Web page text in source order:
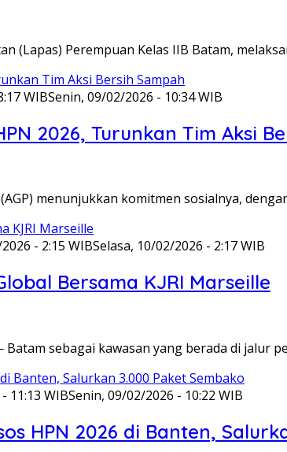
(Lapas) Perempuan Kelas IIB Batam,
WIBSenin, 09/02/2026 - 10:34 WIB
2026, Turunkan Tim Aksi
menunjukkan komitmen sosialnya,
- 2:15 WIBSelasa, 10/02/2026 - 2:17 WIB
Bersama KJRI Marseille
Batam sebagai kawasan yang berada di jalur
11:13 WIBSenin, 09/02/2026 - 10:22 WIB
HPN 2026 di Banten,